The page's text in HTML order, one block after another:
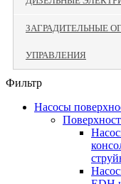
ЗАГРАДИТЕЛЬНЫЕ
УПРАВЛЕНИЯ
Фильтр
Насосы